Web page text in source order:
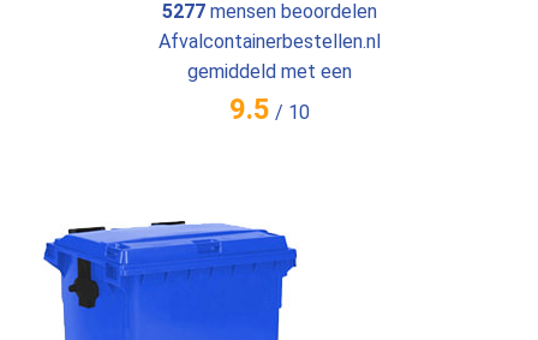
5277mensen beoordelen
Afvalcontainerbestellen.nl
gemiddeld met een
9.5 / 10